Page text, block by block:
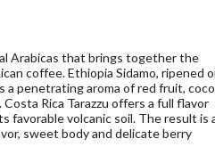
Arabicas that brings together the
coffee. Ethiopia Sidamo, ripened
penetrating aroma of red fruit,
Rica Tarazzu offers a full flavor
favorable volcanic soil. The result is
sweet body and delicate berry